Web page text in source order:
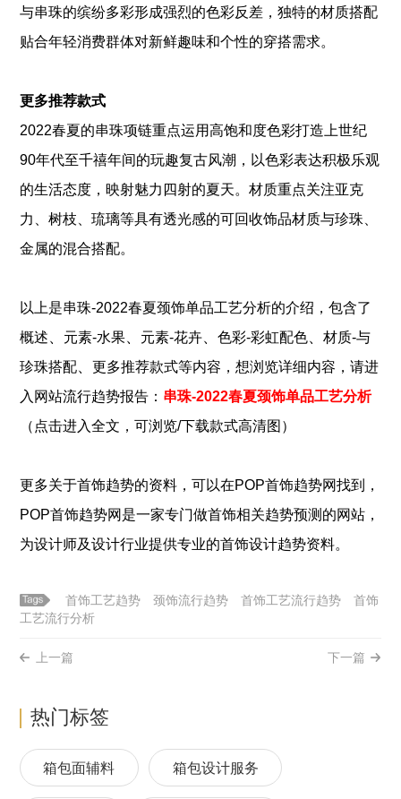
与串珠的缤纷多彩形成强烈的色彩反差，独特的材质搭配
贴合年轻消费群体对新鲜趣味和个性的穿搭需求。
更多推荐款式
2022春夏的串珠项链重点运用高饱和度色彩打造上世纪
90年代至千禧年间的玩趣复古风潮，以色彩表达积极乐观
的生活态度，映射魅力四射的夏天。材质重点关注亚克
力、树枝、琉璃等具有透光感的可回收饰品材质与珍珠、
金属的混合搭配。
以上是串珠-2022春夏颈饰单品工艺分析的介绍，包含了
概述、 元素-水果、 元素-花卉、色彩-彩虹配色、材质-与
珍珠搭配、更多推荐款式等内容，想浏览详细内容，请进
入网站流行趋势报告： 串珠-2022春夏颈饰单品工艺分析
（点击进入全文，可浏览/下载款式高清图）
更多关于首饰趋势的资料，可以在POP首饰趋势网找到，
POP首饰趋势网是一家专门做首饰相关趋势预测的网站，
为设计师及设计行业提供专业的首饰设计趋势资料。
首饰工艺趋势 颈饰流行趋势 首饰工艺流行趋势
首饰
工艺流行分析
上一篇 下一篇
热门标签
箱包面辅料 箱包设计服务